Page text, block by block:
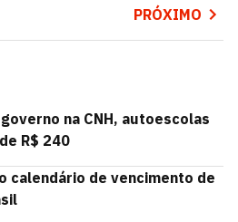
PRÓXIMO
na CNH, autoescolas
R$ 240
calendário de vencimento de